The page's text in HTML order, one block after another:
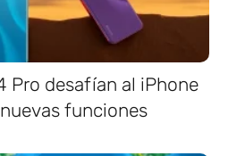
Pro desafían al iPhone
funciones